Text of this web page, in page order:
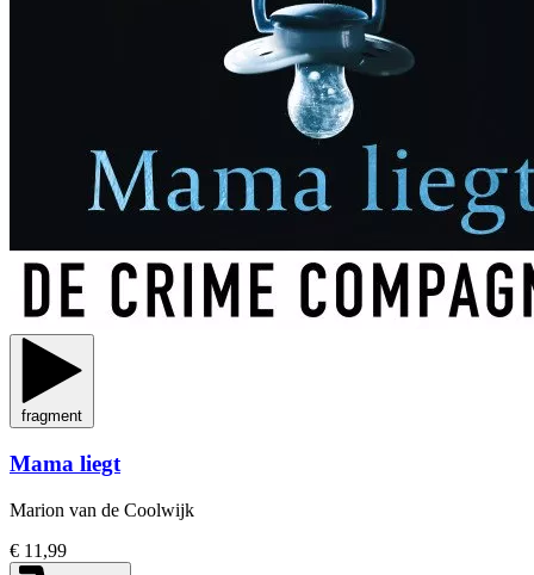
fragment
Mama liegt
Marion van de Coolwijk
€ 11,99